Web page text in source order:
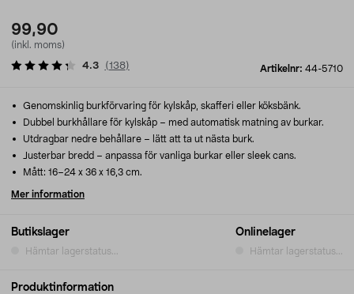
99,90
(inkl. moms)
Artikelnr: 44-5710
4.3 (138)
Butikslager
Hämtar lagerstatus...
Onlinelager
Hämtar lagerstatus...
Genomskinlig burkförvaring för kylskåp, skafferi eller köksbänk.
Dubbel burkhållare för kylskåp – med automatisk matning av burkar.
Utdragbar nedre behållare – lätt att ta ut nästa burk.
Justerbar bredd – anpassa för vanliga burkar eller sleek cans.
Mått: 16–24 x 36 x 16,3 cm.
Mer information
Produktinformation